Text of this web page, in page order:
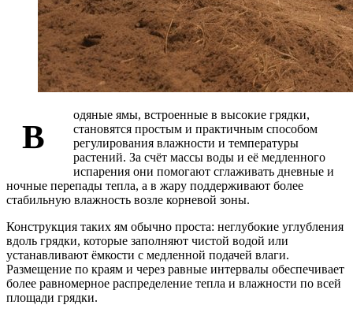
В
одяные ямы, встроенные в высокие грядки,
становятся простым и практичным способом
регулирования влажности и температуры
растений. За счёт массы воды и её медленного
испарения они помогают сглаживать дневные и
ночные перепады тепла, а в жару поддерживают более
стабильную влажность возле корневой зоны.
Конструкция таких ям обычно проста: неглубокие углубления
вдоль грядки, которые заполняют чистой водой или
устанавливают ёмкости с медленной подачей влаги.
Размещение по краям и через равные интервалы обеспечивает
более равномерное распределение тепла и влажности по всей
площади грядки.